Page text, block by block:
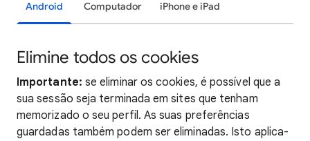
Android Computador iPhone e iPad
Elimine todos os cookies
Importante: se eliminar os cookies, é possível que a
sua sessão seja terminada em sites que tenham
memorizado o seu perfil. As suas preferências
guardadas também podem ser eliminadas. Isto aplica-